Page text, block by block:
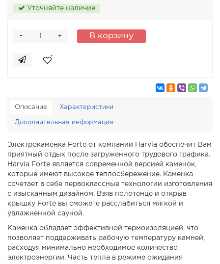
Уточняйте наличие
+
- В корзину
Описание Характеристики
Дополнительная информация
Электрокаменка Forte от компании Harvia обеспечит Вам
приятный отдых после загруженного трудового графика.
Harvia Forte является современной версией каменок,
которые имеют высокое теплосбережение. Каменка
сочетает в себе первоклассные технологии изготовления
с изысканным дизайном. Взяв полотенце и открыв
крышку Forte вы сможете расслабиться мягкой и
увлажненной сауной.
Каменка обладает эффективной термоизоляцией, что
позволяет поддерживать рабочую температуру камней,
расходуя минимально необходимое количество
электроэнергии. Часть тепла в режиме ожидания